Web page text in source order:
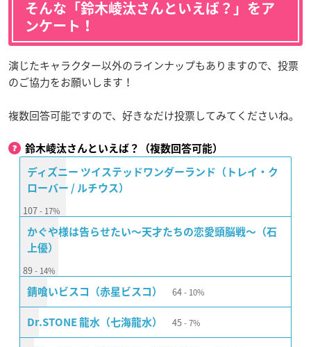
そんな「鈴木崚汰さんといえば？」をア
ンケート！
演じたキャラクター以外のラインナップもありますので、投票
のご協力をお願いします！
複数回答可能ですので、好きなだけ投票してみてくださいね。
鈴木崚汰さんといえば？（複数回答可能）
ディズニー ツイステッドワンダーランド（トレイ・ク
ローバー / ルチウス）
107 17%
かぐや様は告らせたい〜天才たちの恋愛頭脳戦〜（石
上優）
89 14%
錆喰いビスコ（赤星ビスコ） 64 10%
Dr.STONE 龍水（七海龍水） 45 7%